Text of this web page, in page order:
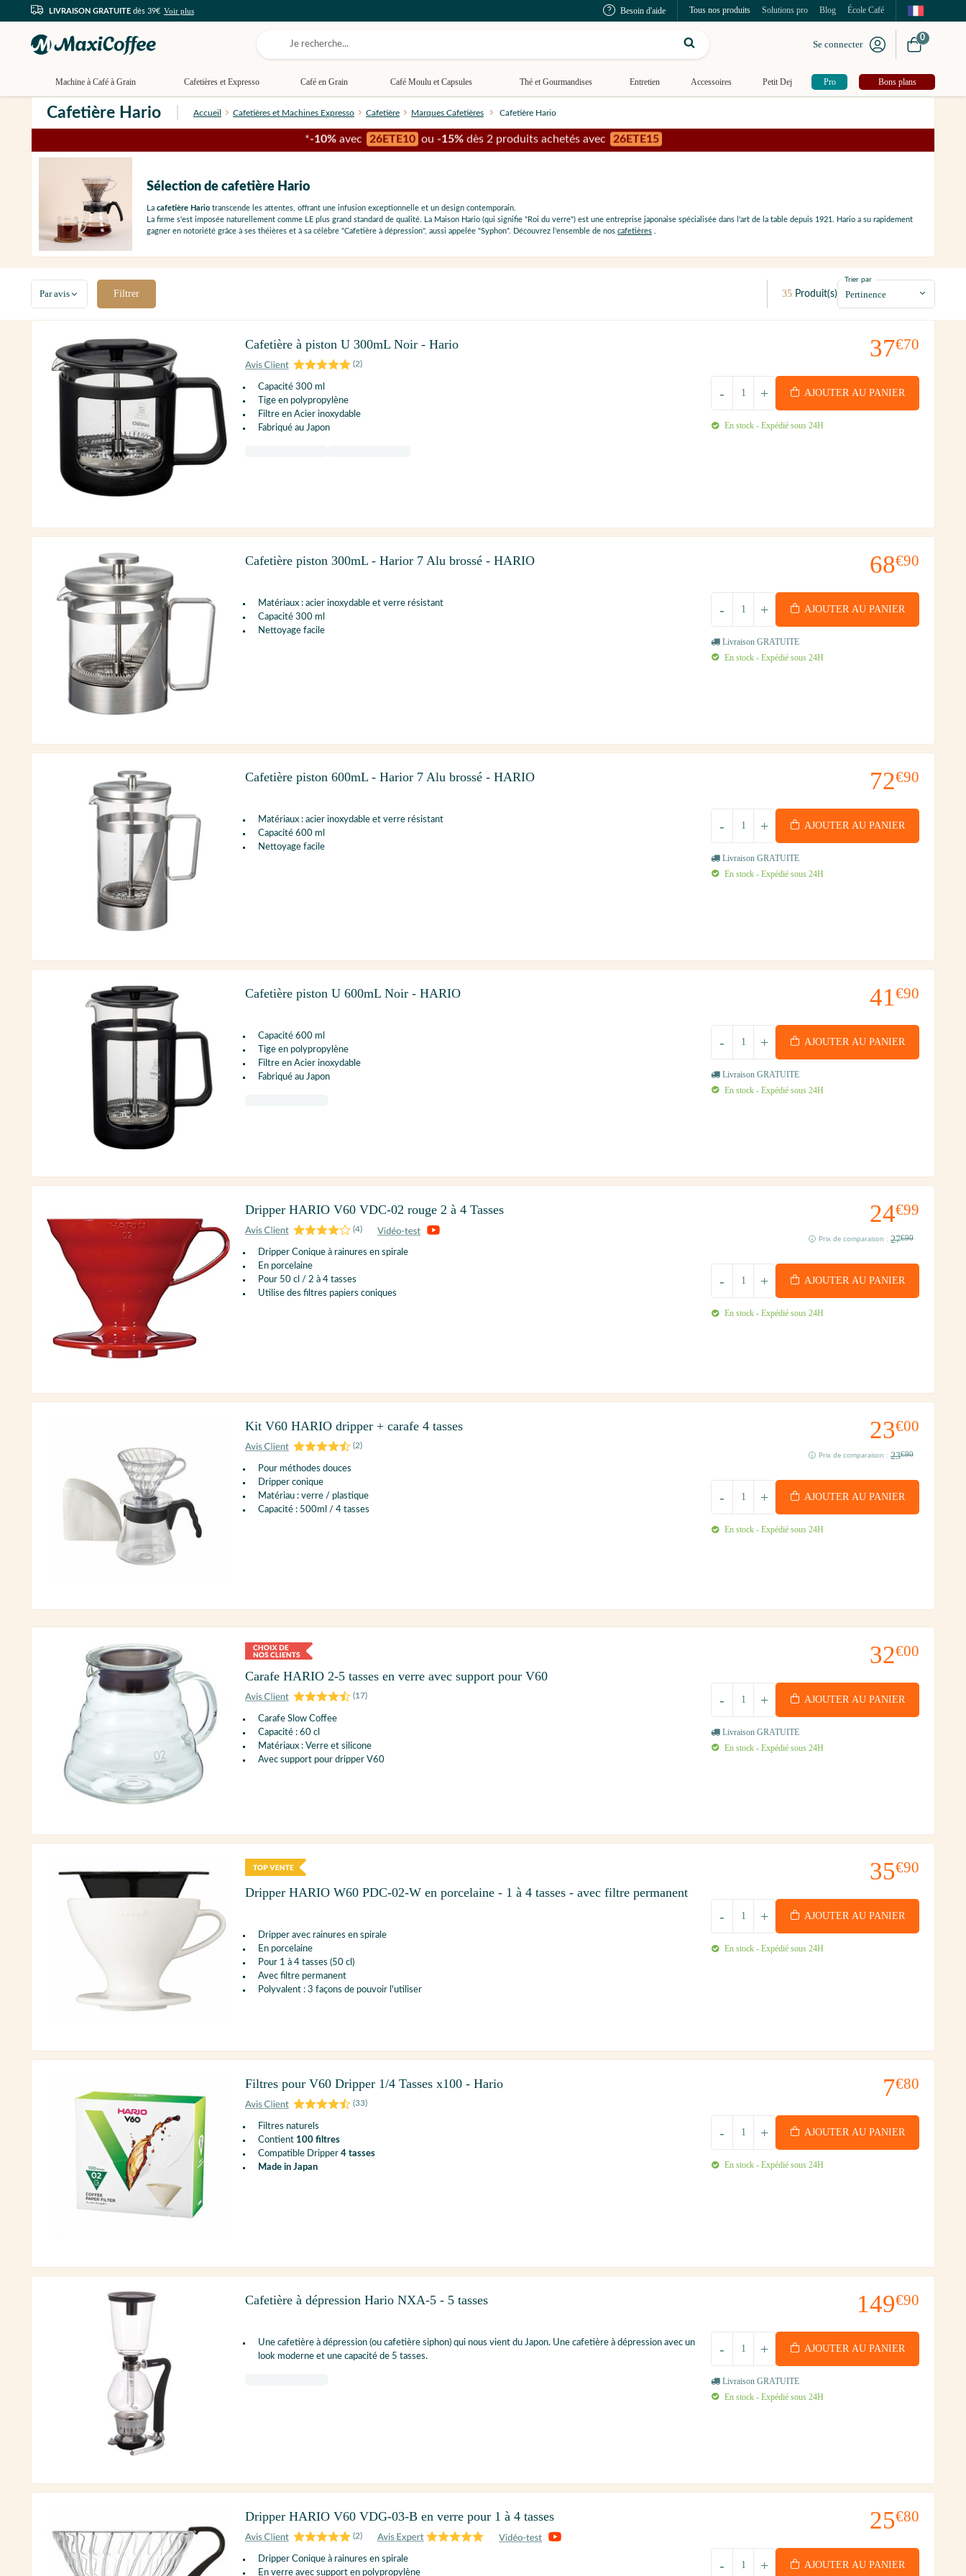
LIVRAISON GRATUITE dès 39€ Voir plus Besoin d'aide Tous nos produits Solutions pro Blog École Café
Se connecter
0
Machine à Café à Grain Cafetières et Expresso Café en Grain Café Moulu et Capsules Thé et Gourmandises Entretien Accessoires Petit Dej Pro Bons plans
Cafetière Hario Accueil Cafetières et Machines Expresso Cafetière Marques Cafetières Cafetière Hario
*-10%avec 26ETE10 ou-15%dès 2 produits achetés avec
Sélection de cafetière Hario
La cafetière Hario transcende les attentes, offrant une infusion exceptionnelle et un design contemporain.
La firme s'est imposée naturellement comme LE plus grand standard de qualité. La Maison Hario (qui signifie "Roi du verre") est une entreprise japonaise spécialisée dans l'art de la table depuis 1921. Hario a su rapidement
gagner en notoriété grâce à ses théières et à sa célèbre "Cafetière à dépression", aussi appelée "Syphon". Découvrez l'ensemble de nos cafetières
Par avis Filtrer 35 Produit(s)
Trier par
Cafetière à piston U 300mL Noir - Hario
(2)
Capacité 300 ml
Tige en polypropylène
Filtre en Acier inoxydable
Fabriqué au Japon
37€70
+
- AJOUTER AU PANIER
En stock - Expédié sous 24H
Cafetière piston 300mL - Harior 7 Alu brossé - HARIO
Matériaux : acier inoxydable et verre résistant
Capacité 300 ml
Nettoyage facile
68€90
+
- AJOUTER AU PANIER
Livraison GRATUITE
En stock - Expédié sous 24H
Cafetière piston 600mL - Harior 7 Alu brossé - HARIO
Matériaux : acier inoxydable et verre résistant
Capacité 600 ml
Nettoyage facile
72€90
+
- AJOUTER AU PANIER
Livraison GRATUITE
En stock - Expédié sous 24H
Cafetière piston U 600mL Noir - HARIO
Capacité 600 ml
Tige en polypropylène
Filtre en Acier inoxydable
Fabriqué au Japon
41€90
+
- AJOUTER AU PANIER
Livraison GRATUITE
En stock - Expédié sous 24H
Dripper HARIO V60 VDC-02 rouge 2 à 4 Tasses
(4)
Dripper Conique à rainures en spirale
En porcelaine
Pour 50 cl / 2 à 4 tasses
Utilise des filtres papiers coniques
24€99
Prix de comparaison : 27€90
+
- AJOUTER AU PANIER
En stock - Expédié sous 24H
Kit V60 HARIO dripper + carafe 4 tasses
(2)
Pour méthodes douces
Dripper conique
Matériau : verre / plastique
Capacité : 500ml / 4 tasses
23€00
Prix de comparaison : 23€90
+
- AJOUTER AU PANIER
En stock - Expédié sous 24H
Carafe HARIO 2-5 tasses en verre avec support pour V60
(17)
Carafe Slow Coffee
Capacité : 60 cl
Matériaux : Verre et silicone
Avec support pour dripper V60
32€00
+
- AJOUTER AU PANIER
Livraison GRATUITE
En stock - Expédié sous 24H
Dripper HARIO W60 PDC-02-W en porcelaine - 1 à 4 tasses - avec filtre permanent
Dripper avec rainures en spirale
En porcelaine
Pour 1 à 4 tasses (50 cl)
Avec filtre permanent
Polyvalent : 3 façons de pouvoir l'utiliser
35€90
+
- AJOUTER AU PANIER
En stock - Expédié sous 24H
Filtres pour V60 Dripper 1/4 Tasses x100 - Hario
(33)
Filtres naturels
Contient 100 filtres
Compatible Dripper 4 tasses
Made in Japan
7€80
+
- AJOUTER AU PANIER
En stock - Expédié sous 24H
Cafetière à dépression Hario NXA-5 - 5 tasses
Une cafetière à dépression (ou cafetière siphon) qui nous vient du Japon. Une cafetière à dépression avec un
look moderne et une capacité de 5 tasses.
149€90
+
- AJOUTER AU PANIER
Livraison GRATUITE
En stock - Expédié sous 24H
Dripper HARIO V60 VDG-03-B en verre pour 1 à 4 tasses
(2)
Dripper Conique à rainures en spirale
En verre avec support en polypropylène
25€80
+
- AJOUTER AU PANIER